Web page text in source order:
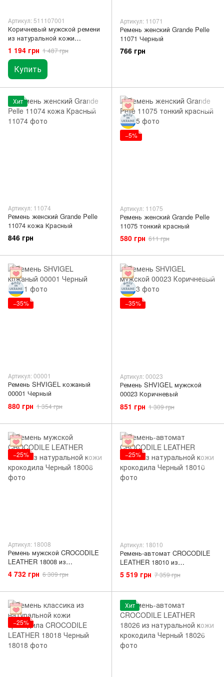
Артикул: 511107001
Коричневый мужской ремени
из натуральной кожи
GRANDE PELLE 511107001
1 194 грн 1 487 грн
Купить
Артикул: 11071
Ремень женский Grande Pelle
11071 Черный
766 грн
Хит
Артикул: 11074
Ремень женский Grande Pelle
11074 кожа Красный
846 грн
−5%
Артикул: 11075
Ремень женский Grande Pelle
11075 тонкий красный
580 грн 611 грн
−35%
Артикул: 00001
Ремень SHVIGEL кожаный
00001 Черный
880 грн 1 354 грн
−35%
Артикул: 00023
Ремень SHVIGEL мужской
00023 Коричневый
851 грн 1 309 грн
−25%
Артикул: 18008
Ремень мужской CROCODILE
LEATHER 18008 из
натуральной кожи крокодила
Черный
4 732 грн 6 309 грн
−25%
Артикул: 18010
Ремень-автомат CROCODILE
LEATHER 18010 из
натуральной кожи крокодила
Черный
5 519 грн 7 359 грн
−25%
Хит